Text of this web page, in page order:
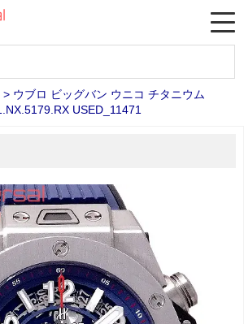
> ウブロ ビッグバン ウニコ チタニウム
USED_11471